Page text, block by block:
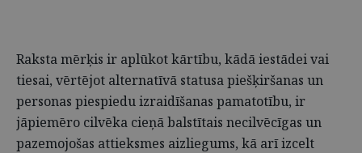
Raksta mērķis ir aplūkot kārtību, kādā iestādei vai
tiesai, vērtējot alternatīvā statusa piešķiršanas un
personas piespiedu izraidīšanas pamatotību, ir
jāpiemēro cilvēka cieņā balstītais necilvēcīgas un
pazemojošas attieksmes aizliegums, kā arī izcelt